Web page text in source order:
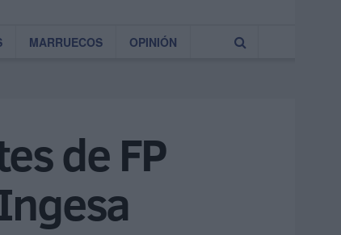
MARRUECOS OPINIÓN
de FP